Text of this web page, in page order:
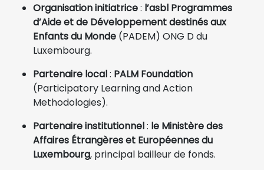
Organisation initiatrice: l’asbl Programmes
d’Aide et de Développement destinés aux
Enfants du Monde (PADEM) ONG D du
Luxembourg.
Partenaire local: PALM Foundation
(Participatory Learning and Action
Methodologies).
Partenaire institutionnel: le Ministère des
Affaires Étrangères et Européennes du
Luxembourg, principal bailleur de fonds.